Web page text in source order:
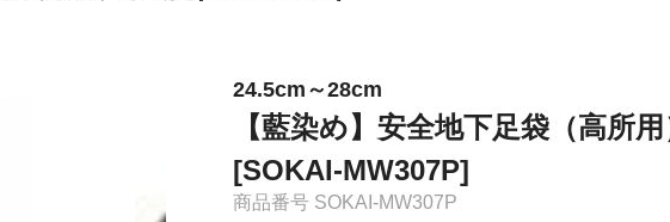
24.5cm～28cm
【藍染め】安全地下足袋（高所
[SOKAI-MW307P]
商品番号 SOKAI-MW307P